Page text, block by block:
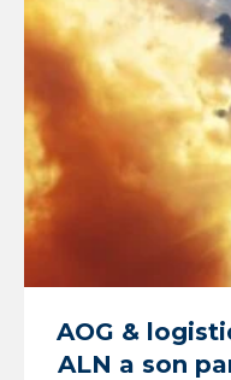
AOG &
ALN a son